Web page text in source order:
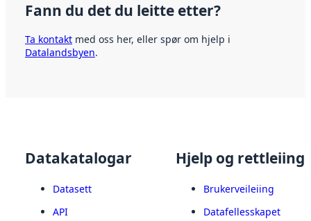
Fann du det du leitte etter?
Ta kontakt med oss her, eller spør om hjelp i
Datalandsbyen.
Datakatalogar
Datasett
API
Hjelp og rettleiing
Brukerveileiing
Datafellesskapet